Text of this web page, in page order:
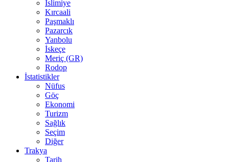
İslimiye
Kırcaali
Paşmaklı
Pazarcık
Yanbolu
İskeçe
Meriç (GR)
Rodop
İstatistikler
Nüfus
Göç
Ekonomi
Turizm
Sağlık
Seçim
Diğer
Trakya
Tarih